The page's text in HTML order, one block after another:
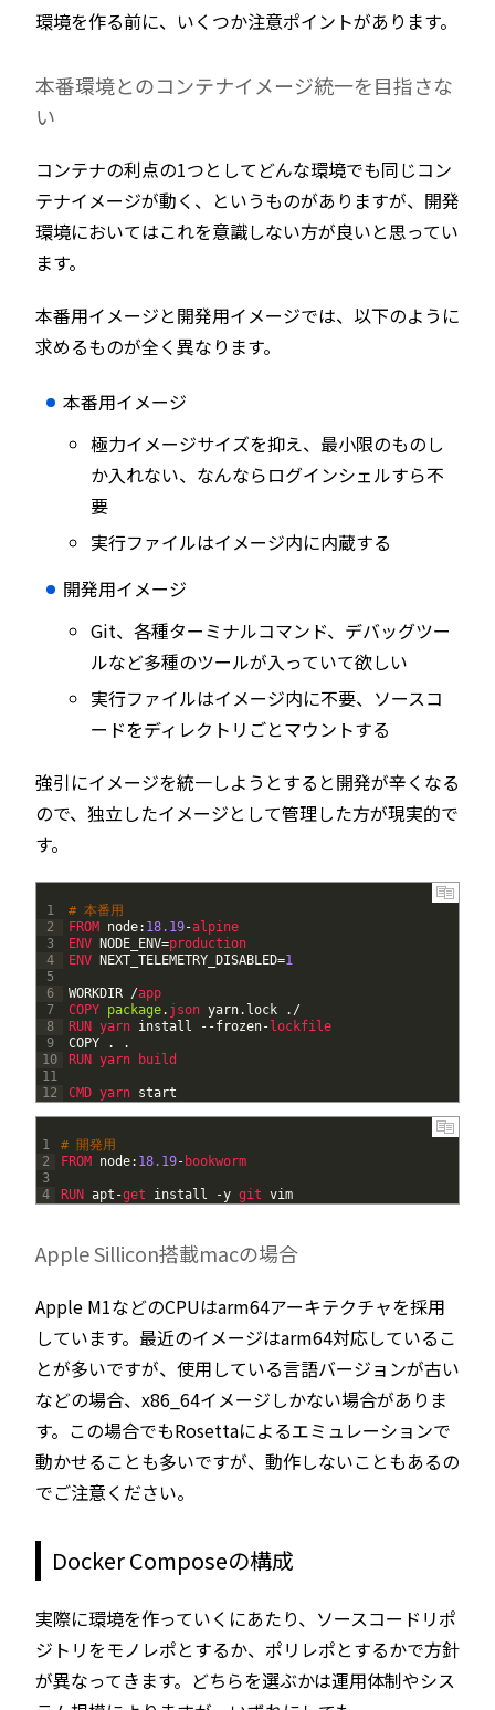
環境を作る前に、いくつか注意ポイントがあります。
本番環境とのコンテナイメージ統一を目指さな
い
コンテナの利点の1つとしてどんな環境でも同じコン
テナイメージが動く、というものがありますが、開発
環境においてはこれを意識しない方が良いと思ってい
ます。
本番用イメージと開発用イメージでは、以下のように
求めるものが全く異なります。
本番用イメージ
極力イメージサイズを抑え、最小限のものし
か入れない、なんならログインシェルすら不
要
実行ファイルはイメージ内に内蔵する
開発用イメージ
Git、各種ターミナルコマンド、デバッグツー
ルなど多種のツールが入っていて欲しい
実行ファイルはイメージ内に不要、ソースコ
ードをディレクトリごとマウントする
強引にイメージを統一しようとすると開発が辛くなる
ので、独立したイメージとして管理した方が現実的で
す。
1
2
3
4
5
6
7
8
9
10
11
12
# 本番用
FROM node: 18.19-alpine
ENV
NODE_ENV=production
ENV
NEXT_TELEMETRY_DISABLED=1
WORKDIR /app
COPY package. json yarn. lock . /
RUN yarn install --frozen- lockfile
COPY
.
.
RUN yarn build
CMD yarn start
1
2
3
4
# 開発用
FROM node: 18.19- bookworm
RUN apt -get install -y git vim
Apple Sillicon搭載macの場合
Apple M1などのCPUはarm64アーキテクチャを採用
しています。最近のイメージはarm64対応しているこ
とが多いですが、使用している言語バージョンが古い
などの場合、x86_64イメージしかない場合がありま
す。この場合でもRosettaによるエミュレーションで
動かせることも多いですが、動作しないこともあるの
でご注意ください。
Docker Composeの構成
実際に環境を作っていくにあたり、ソースコードリポ
ジトリをモノレポとするか、ポリレポとするかで方針
が異なってきます。どちらを選ぶかは運用体制やシス